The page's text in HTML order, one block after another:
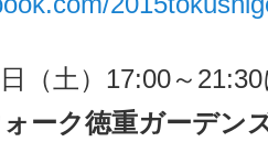
（土）17:00～
ーク徳重ガーデン